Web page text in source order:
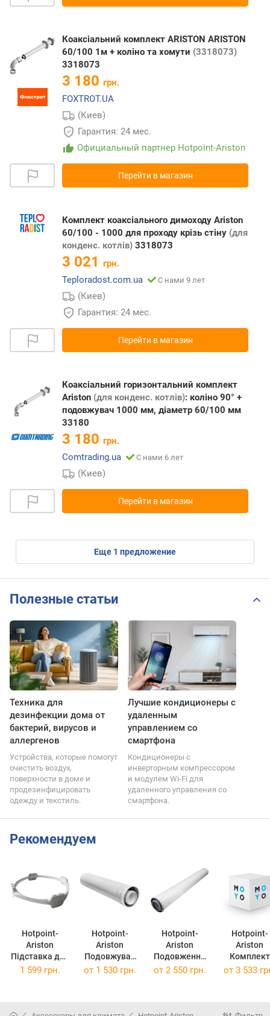
Коаксіальний комплект ARISTON ARISTON
60/100 1м + коліно та хомути (3318073)
3318073
3 180 грн.
FOXTROT.UA
(Киев)
Гарантия: 24 мес.
Официальный партнер Hotpoint-Ariston
Перейти в магазин
Комплект коаксіального димоходу Ariston
60/100 - 1000 для проходу крізь стіну (для
конденс. котлів) 3318073
3 021 грн.
Teploradost.com.ua
С нами 9 лет
(Киев)
Гарантия: 24 мес.
Перейти в магазин
Коаксіальний горизонтальний комплект
Ariston (для конденс. котлів): коліно 90° +
подовжувач 1000 мм, діаметр 60/100 мм
33180
3 180 грн.
Comtrading.ua
С нами 6 лет
(Киев)
Перейти в магазин
eще 1 предложение
Полезные статьи
Техника для
дезинфекции дома от
бактерий, вирусов и
аллергенов
Устройства, которые помогут
очистить воздух,
поверхности в доме и
продезинфицировать
одежду и текстиль.
Лучшие кондиционеры с
удаленным
управлением со
смартфона
Кондиционеры с
инверторным компрессором
и модулем Wi-Fi для
удаленного управления со
смартфона.
Рекомендуем
Hotpoint-
Ariston
Підставка для
водонагрівача
3078020
Hotpoint-
Ariston
Подовжувач
80/125, L =
Hotpoint-
Ariston
Подовження
80/125, L= 1м
Hotpoint-
Ariston
Комплект
ТЕНу 2,2
(для
1 599 грн. от 1 530 грн. от 2 550 грн. от 3 533